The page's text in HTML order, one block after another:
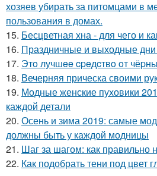
хозяев убирать за питомцами в
пользования в домах.
15. Бесцветная хна - для чего и
16. Праздничные и выходные
17. Этo лучшee cpeдcтвo oт
18. Вечерняя прическа своими
19. Модные женские пуховики
каждой детали
20. Осень и зима 2019: самые
должны быть у каждой модницы
21. Шаг за шагом: как правильно
22. Как подобрать тени под цвет